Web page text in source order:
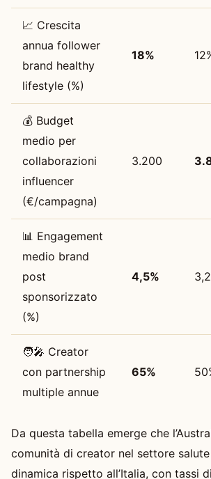
📈 Crescita
annua follower
brand healthy
lifestyle (%)
18%
💰 Budget
medio per
collaborazioni
influencer
(€/campagna)
3.200
📊 Engagement
medio brand
post
sponsorizzato
(%)
4,5%
🧑‍🎤 Creator
con partnership
multiple annue
65%
Da questa tabella emerge che
comunità di creator nel settore
dinamica rispetto all’Italia, con tassi